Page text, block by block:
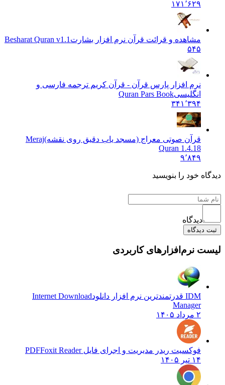
۱۷۱٬۶۲۹
مشاهده و قرائت قرآن نرم افزار بشارتBesharat Quran v1.1
۵۴۵
نرم افزار پارس قرآن - قرآن کریم ترجمه فارسی و
انگلیسیQuran Pars Book
۳۴۱٬۳۹۴
قرآن ‌صوتی معراج (مسجد یاب دقیق روی نقشه)Meraj
Quran 1.4.18
۹٬۸۴۹
خود را بنویسید
دیدگاه
ثبت دیدگاه
نرم‌افزارهای کاربردی
IDM قدرتمندترین نرم افزار دانلود
Internet Download
Manager
فوکسیت ریدر مدیریت و اجرای فایل PDF Foxit Reader
۱۴ تیر ۱۴۰۵